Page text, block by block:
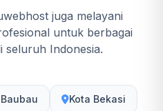
juga melayani
untuk berbagai
seluruh Indonesia.
Kota Bekasi